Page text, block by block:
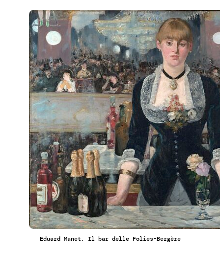
Eduard Manet, Il bar delle Folies-Bergère